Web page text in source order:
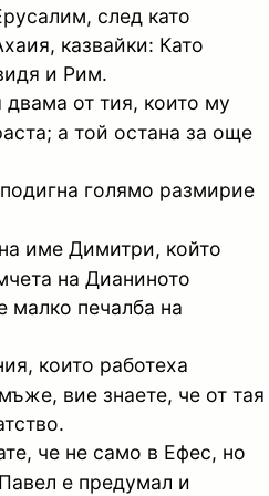
след като
казвайки: Като
и Рим.
от тия, които му
а той остана за още
голямо размирие
име Димитри, който
на Дианиното
малко печалба на
които работеха
вие знаете, че от тая
че не само в Ефес, но
е предумал и